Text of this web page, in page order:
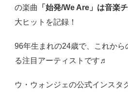
の楽曲
「始発/We Are」は音楽
大ヒットを記録！
96年生まれの24歳で、これから
る注目アーティストです♬
ウ・ウォンジェの公式インスタ